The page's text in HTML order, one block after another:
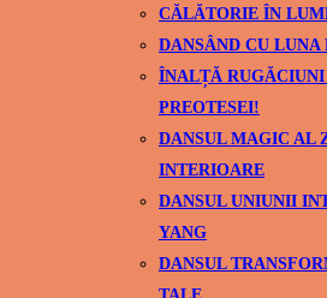
CĂLĂTORIE ÎN
DANSÂND CU LUNA
ÎNALȚĂ
PREOTESEI!
DANSUL MAGIC AL
INTERIOARE
DANSUL UNIUNII
YANG
DANSUL